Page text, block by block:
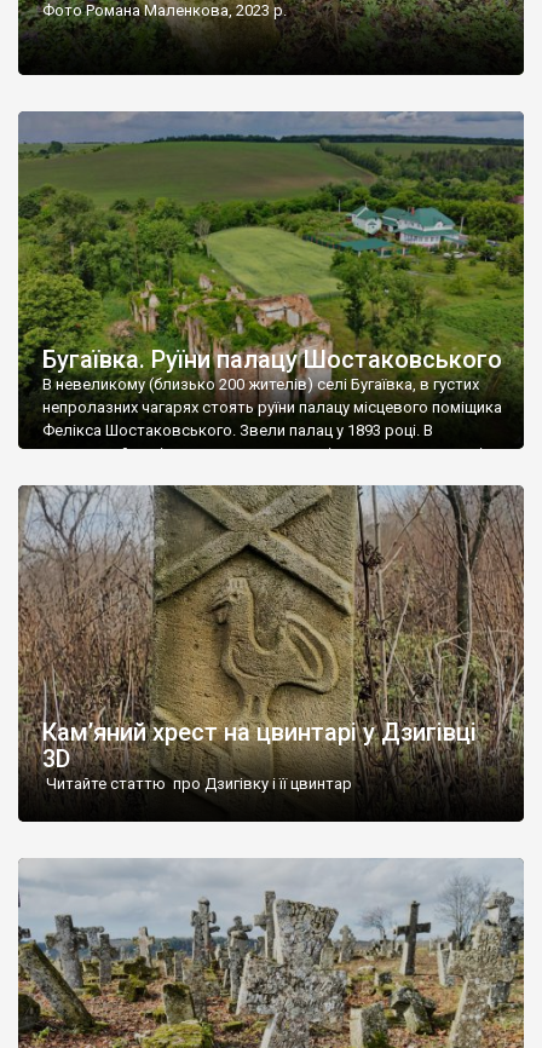
Фото Романа Маленкова, 2023 р.
Бугаївка. Руїни палацу Шостаковського
В невеликому (близько 200 жителів) селі Бугаївка, в густих
непролазних чагарях стоять руїни палацу місцевого поміщика
Фелікса Шостаковського. Звели палац у 1893 році. В
радянський період у ньому спочатку містилася школа, потім
століття тут розмістили туберкульозну лікарню. Коли із
палацу виїхала лікарня – ми точно не […]
Кам’яний хрест на цвинтарі у Дзигівці
3D
Читайте статтю про Дзигівку і її цвинтар